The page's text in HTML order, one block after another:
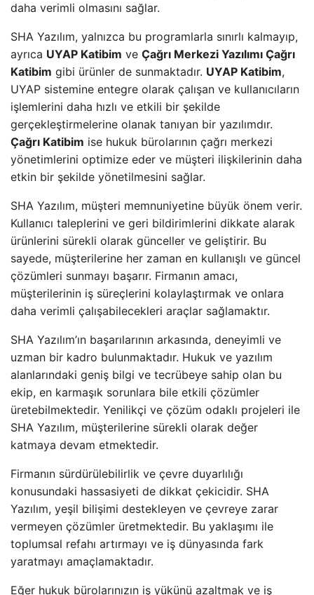
daha verimli olmasını sağlar.
SHA Yazılım, yalnızca bu programlarla sınırlı kalmayıp,
ayrıca UYAP Katibim ve Çağrı Merkezi Yazılımı Çağrı
Katibim gibi ürünler de sunmaktadır. UYAP Katibim,
UYAP sistemine entegre olarak çalışan ve kullanıcıların
işlemlerini daha hızlı ve etkili bir şekilde
gerçekleştirmelerine olanak tanıyan bir yazılımdır.
Çağrı Katibim ise hukuk bürolarının çağrı merkezi
yönetimlerini optimize eder ve müşteri ilişkilerinin daha
etkin bir şekilde yönetilmesini sağlar.
SHA Yazılım, müşteri memnuniyetine büyük önem verir.
Kullanıcı taleplerini ve geri bildirimlerini dikkate alarak
ürünlerini sürekli olarak günceller ve geliştirir. Bu
sayede, müşterilerine her zaman en kullanışlı ve güncel
çözümleri sunmayı başarır. Firmanın amacı,
müşterilerinin iş süreçlerini kolaylaştırmak ve onlara
daha verimli çalışabilecekleri araçlar sağlamaktır.
SHA Yazılım’ın başarılarının arkasında, deneyimli ve
uzman bir kadro bulunmaktadır. Hukuk ve yazılım
alanlarındaki geniş bilgi ve tecrübeye sahip olan bu
ekip, en karmaşık sorunlara bile etkili çözümler
üretebilmektedir. Yenilikçi ve çözüm odaklı projeleri ile
SHA Yazılım, müşterilerine sürekli olarak değer
katmaya devam etmektedir.
Firmanın sürdürülebilirlik ve çevre duyarlılığı
konusundaki hassasiyeti de dikkat çekicidir. SHA
Yazılım, yeşil bilişimi destekleyen ve çevreye zarar
vermeyen çözümler üretmektedir. Bu yaklaşımı ile
toplumsal refahı artırmayı ve iş dünyasında fark
yaratmayı amaçlamaktadır.
Eğer hukuk bürolarınızın iş yükünü azaltmak ve iş